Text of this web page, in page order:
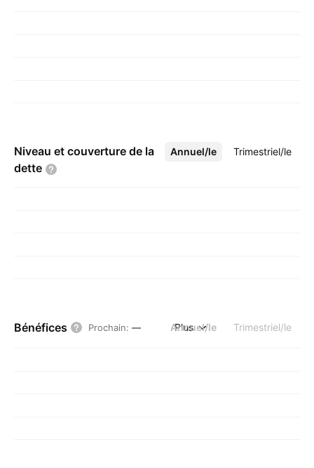
Niveau et couverture de la
dette
Annuel/le Trimestriel/le
Plus
Bénéfices Prochain: — Annuel/le Trimestriel/le
Plus